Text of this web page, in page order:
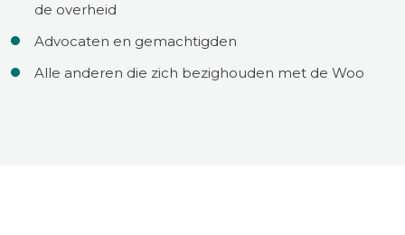
de overheid
Advocaten en gemachtigden
Alle anderen die zich bezighouden met de Woo